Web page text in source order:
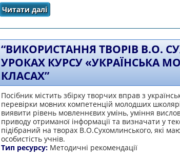
Читати даліпро Моя Черкащина
“ВИКОРИСТАННЯ ТВОРІВ В.О.
УРОКАХ КУРСУ «УКРАЇНСЬКА
КЛАСАХ”
Посібник містить збірку творчих вправ з
перевірки мовних компетенцій молодших
виявити рівень мовленнєвих умінь, уміння
приводу отриманої інформації та визначати у
підібраний на творах В.О.Сухомлинського, які
особистість учнів.
Тип ресурсу: Методичні рекомендації